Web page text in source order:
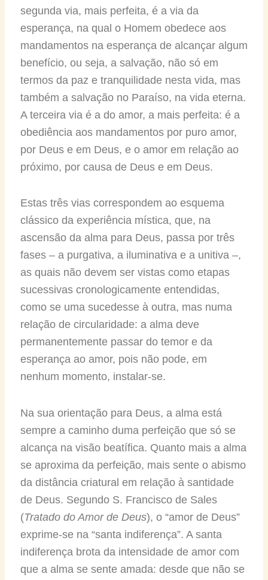
segunda via, mais perfeita, é a via da
esperança, na qual o Homem obedece aos
mandamentos na esperança de alcançar algum
benefício, ou seja, a salvação, não só em
termos da paz e tranquilidade nesta vida, mas
também a salvação no Paraíso, na vida eterna.
A terceira via é a do amor, a mais perfeita: é a
obediência aos mandamentos por puro amor,
por Deus e em Deus, e o amor em relação ao
próximo, por causa de Deus e em Deus.
Estas três vias correspondem ao esquema
clássico da experiência mística, que, na
ascensão da alma para Deus, passa por três
fases – a purgativa, a iluminativa e a unitiva –,
as quais não devem ser vistas como etapas
sucessivas cronologicamente entendidas,
como se uma sucedesse à outra, mas numa
relação de circularidade: a alma deve
permanentemente passar do temor e da
esperança ao amor, pois não pode, em
nenhum momento, instalar-se.
Na sua orientação para Deus, a alma está
sempre a caminho duma perfeição que só se
alcança na visão beatífica. Quanto mais a alma
se aproxima da perfeição, mais sente o abismo
da distância criatural em relação à santidade
de Deus. Segundo S. Francisco de Sales
(Tratado do Amor de Deus), o “amor de Deus”
exprime-se na “santa indiferença”. A santa
indiferença brota da intensidade de amor com
que a alma se sente amada: desde que não se